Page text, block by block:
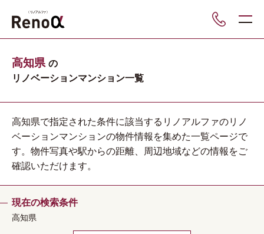
高知県 の
リノベーションマンション一覧
高知県で指定された条件に該当するリノアルファのリノ
ベーションマンションの物件情報を集めた一覧ページで
す。物件写真や駅からの距離、周辺地域などの情報をご
確認いただけます。
現在の検索条件
高知県